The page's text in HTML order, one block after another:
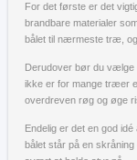
For det første er det
brandbare materialer
bålet til nærmeste træ,
Derudover bør du vælge
ikke er for mange træer
overdreven røg og øge
Endelig er det en god
bålet står på en